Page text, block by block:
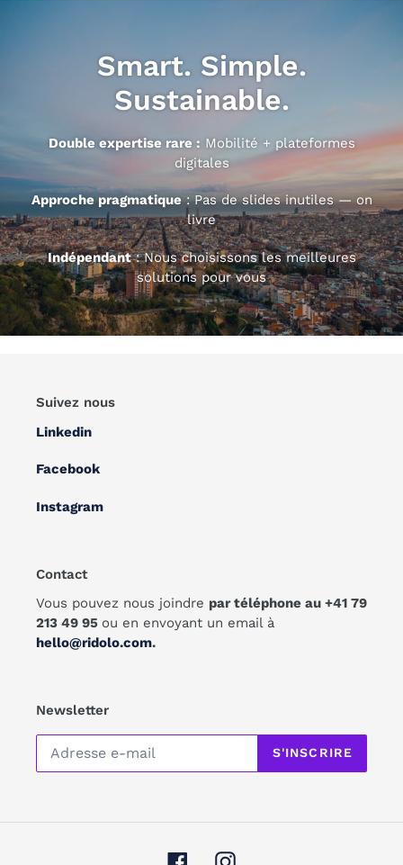
Smart. Simple.
Sustainable.
Double expertise rare : Mobilité + plateformes
digitales
Approche pragmatique: Pas de slides inutiles — on
livre
Indépendant: Nous choisissons les meilleures
solutions pour vous
Suivez nous
Linkedin
Facebook
Instagram
Contact
Vous pouvez nous joindre par téléphone au +41 79
213 49 95 ou en envoyant un email à
hello@ridolo.com.
Newsletter
S'INSCRIRE
FacebookInstagram